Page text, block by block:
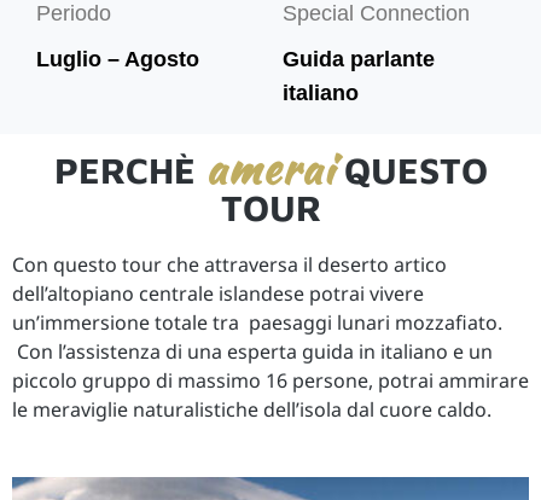
Periodo
Luglio – Agosto
Special Connection
Guida parlante
italiano
PERCHÈ ameraiQUESTO
TOUR
Con questo tour che attraversa il deserto artico
dell’altopiano centrale islandese potrai vivere
un’immersione totale tra paesaggi lunari mozzafiato.
Con l’assistenza di una esperta guida in italiano e un
piccolo gruppo di massimo 16 persone, potrai ammirare
le meraviglie naturalistiche dell’isola dal cuore caldo.